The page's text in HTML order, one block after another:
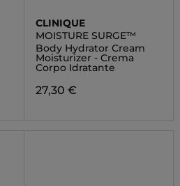
CLINIQUE
MOISTURE SURGE™
Body Hydrator Cream
Moisturizer - Crema
Corpo Idratante
27,30 €